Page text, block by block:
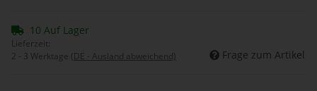
10 Auf Lager
Lieferzeit:
2 - 3 Werktage (DE - Ausland abweichend) Frage zum Artikel